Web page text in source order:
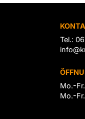
Tel.:
Mo.-
Mo.-